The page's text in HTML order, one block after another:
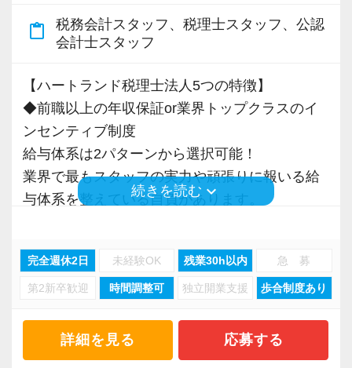
60万円以上（基本給44.4万円以上。45時間分の
固定残業代15.6万円を含む）
25.9万円〜44.4万円以上。45時間分の固定残業
代9.1万円〜15.6万円以上を含む）
※固定残業代は月の残業が45時間に達しない場
合も支給し、超過分は別途支給する。
※試用期間の給与は現職給与を考慮。直近3ヶ月
合、原則60万円以上でスタート。該当者は面接
時に直近3ヶ月間の給与明細の提示必須。
※平均残業時間：月20時間
※「経験者」の定義は「税理士資格の有無は問
わず、単独で顧客対応可能な方」とする。
されるため、理不尽な昇給や降給はありませ
◆いつでも相談OK！教育は2名体制 + 議論を交
わしながら全員で成長していこうとする風土
新人スタッフは「教育担当」と「マネージャ
ー」の2名がメインでサポート。
さらに、業務で何か専門的な疑問が出てきた際
を交わすなど、「全員で成長していこう」とい
う風土が根付いています。
その他、業務だけでなく些細な悩みも気軽に相
談しやすい環境づくりに努めています。
content_paste
税務会計スタッフ、税理士スタッフ、公認
会計士スタッフ
【ハートランド税理士法人5つの特徴】
◆前職以上の年収保証or業界トップクラスのイ
ンセンティブ制度
給与体系は2パターンから選択可能！
業界で最もスタッフの実力や頑張りに報いる給
与体系を整えている自負があります。
の社風
理不尽な対応を求められた場合は毅然とした態
さらに、年間顧客単価の平均は100万円（個人ま
たは新設法人に限ると70万円）となっており、
続きを読むkeyboard_arrow_down
完全週休2日 未経験OK 残業30h以内 急 募
第2新卒歓迎 時間調整可 独立開業支援 歩合制度あり
詳細を見る 応募する